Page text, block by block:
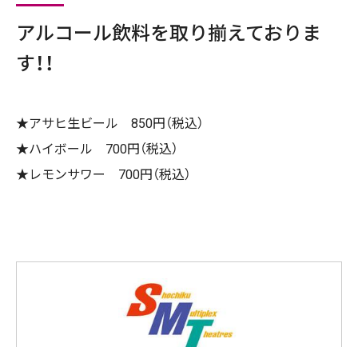
アルコール飲料を取り揃えておりま
す！！
★アサヒ生ビール 850円（税込）
★ハイボール 700円（税込）
★レモンサワー 700円（税込）